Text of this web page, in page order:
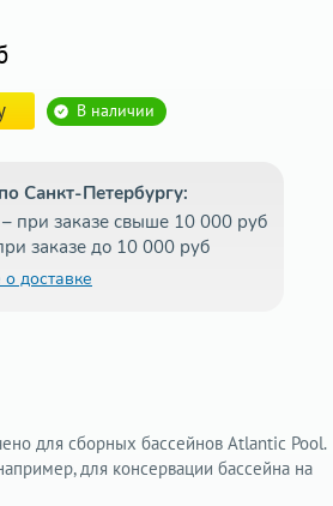
В наличии
Санкт-Петербургу:
– при заказе свыше 10 000 руб
заказе до 10 000 руб
доставке
для сборных бассейнов Atlantic Pool.
для консервации бассейна на